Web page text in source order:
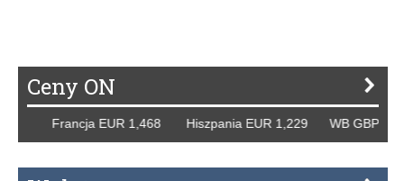
Ceny ON
EUR 1,468 Hiszpania EUR 1,229 WB GBP